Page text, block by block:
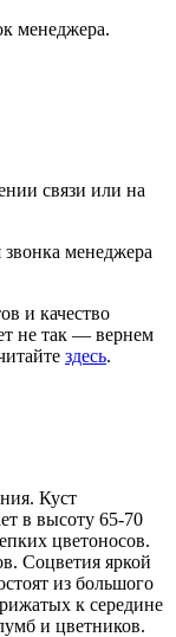
менеджера.
связи или на
менеджера
и качество
не так — вернем
здесь.
Куст
в высоту 65-70
цветоносов.
Соцветия яркой
из большого
к середине
и цветников.